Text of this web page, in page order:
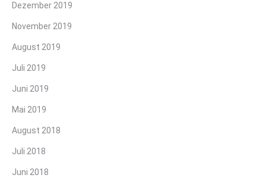
Dezember 2019
November 2019
August 2019
Juli 2019
Juni 2019
Mai 2019
August 2018
Juli 2018
Juni 2018